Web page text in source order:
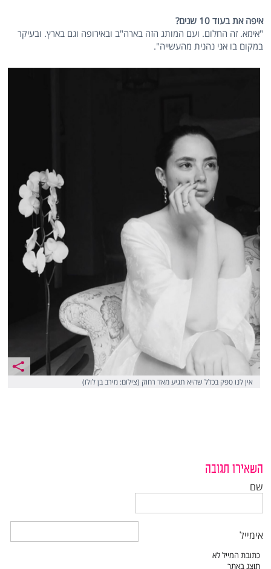
איפה את בעוד 10 שנים?
"אימא. זה החלום. ועם המותג הזה בארה"ב ובאירופה וגם בארץ. ובעיקר
במקום בו אני נהנית מהעשייה".
אין לנו ספק בכלל שהיא תגיע מאד רחוק (צילום: מירב בן לולו)
השאירו תגובה
שם
אימייל